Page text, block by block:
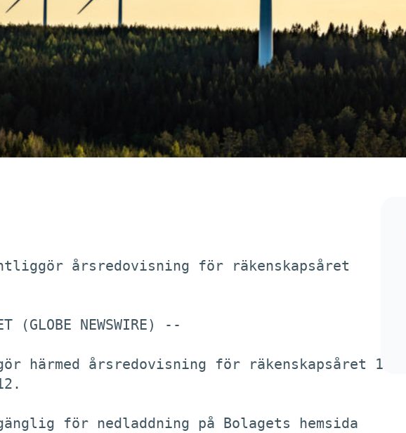
årsredovisning för räkenskapsåret
NEWSWIRE) --
härmed årsredovisning för räkenskapsåret 1
för nedladdning på Bolagets hemsida